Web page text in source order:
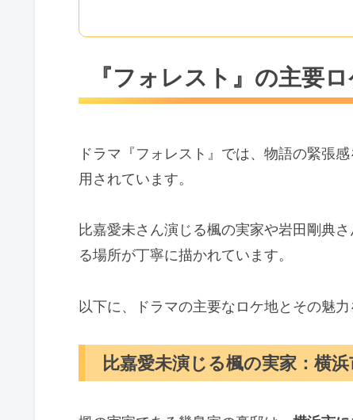
『フォレスト』の主要
ドラマ『フォレスト』では、物語の緊張
用されています。
比嘉愛未さん演じる楓の実家や岩田剛典
る場所が丁寧に描かれています。
以下に、ドラマの主要なロケ地とその魅力
比嘉愛未演じる楓の実家：横